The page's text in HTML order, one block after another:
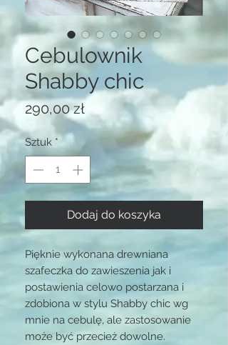
Cebulownik
Shabby chic
290,00 złCena
Sztuk *
Dodaj do koszyka
Pięknie wykonana drewniana
szafeczka do zawieszenia jak i
postawienia celowo postarzana i
zdobiona w stylu Shabby chic wg
mnie na cebulę, ale zastosowanie
może być przecież dowolne.